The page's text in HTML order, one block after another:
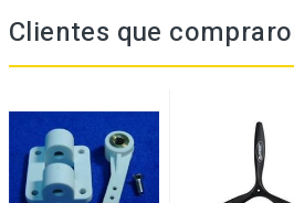
Clientes que